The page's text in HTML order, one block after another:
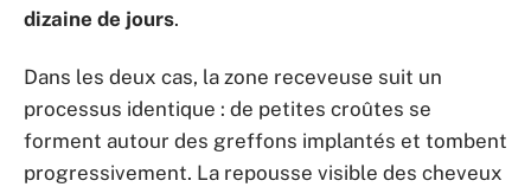
dizaine de jours.
Dans les deux cas, la zone receveuse suit un
processus identique : de petites croûtes se
forment autour des greffons implantés et tombent
progressivement. La repousse visible des cheveux